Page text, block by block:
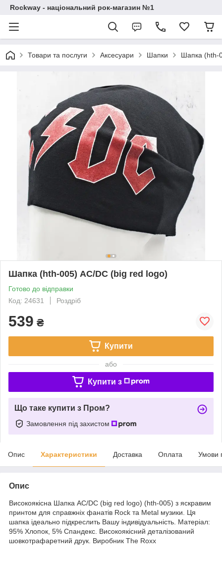
Rockway - національний рок-магазин №1
Товари та послуги Аксесуари Шапки Шапка (hth-
Шапка (hth-005) AC/DC (big red logo)
Готово до відправки
Код: 24631
Роздріб
539 ₴
Купити
або
Купити з
Що таке купити з Пром?
Замовлення під захистом
Опис Характеристики Доставка Оплата Умови
Опис
Високоякісна Шапка AC/DC (big red logo) (hth-005) з яскравим
принтом для справжніх фанатів Rock та Metal музики. Ця
шапка ідеально підкреслить Вашу індивідуальність. Матеріал:
95% Хлопок, 5% Спандекс. Високоякісний деталізований
шовкотрафаретний друк. Виробник The Roxx